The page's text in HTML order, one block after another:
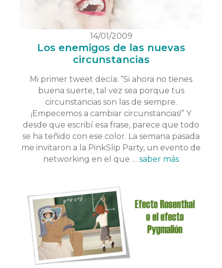
14/01/2009
Los enemigos de las nuevas
circunstancias
Mi primer tweet decía: “Si ahora no tienes
buena suerte, tal vez sea porque tus
circunstancias son las de siempre.
¡Empecemos a cambiar circunstancias!” Y
desde que escribí esa frase, parece que todo
se ha teñido con ese color. La semana pasada
me invitaron a la PinkSlip Party, un evento de
networking en el que … saber más